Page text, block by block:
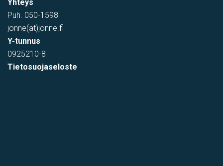
Yhteys
Puh. 050-1598
jonne(at)jonne.fi
Y-tunnus
0925210-8
Tietosuojaseloste